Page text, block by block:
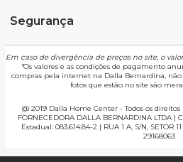
Segurança
Em caso de divergência de preços no site, o
*Os valores e as condições de pagamento
compras pela internet na Dalla Bernardina, não
fotos que estão no site são
@ 2019 Dalla Home Center - Todos os
FORNECEDORA DALLA BERNARDINA LTDA |
Estadual: 083.614.84-2 | RUA 1 A, S/N, SETOR
29168063